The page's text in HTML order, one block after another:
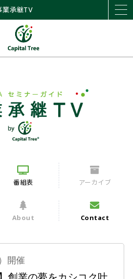
業承継TV
番組表 アーカイブ
About Contact
開催